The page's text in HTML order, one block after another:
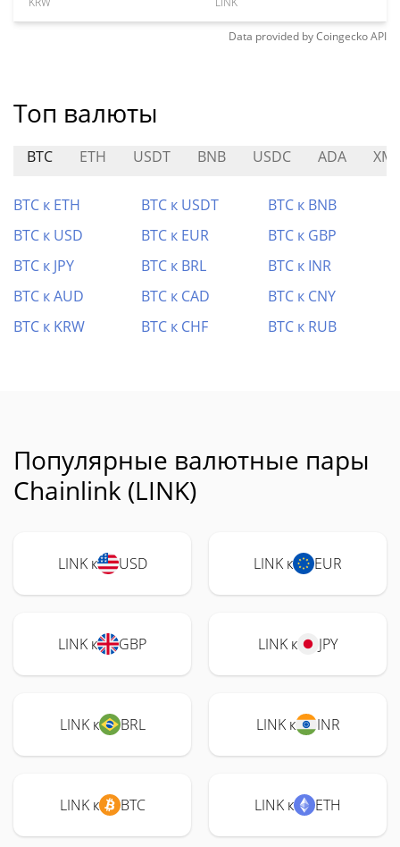
Data provided byCoingeckoAPI
Топ валюты
BTC ETH USDT BNB USDC ADA
BTC к ETH BTC к USDT
BTC к BNB
BTC к USD
BTC к EUR
BTC к GBP
BTC к JPY
BTC к BRL
BTC к INR
BTC к AUD
BTC к CAD
BTC к CNY
BTC к KRW
BTC к CHF BTC к RUB
Популярные валютные пары
Chainlink (LINK)
LINK к USD LINK к EUR
LINK к GBP LINK к JPY
LINK к BRL LINK к INR
LINK к BTC LINK к ETH